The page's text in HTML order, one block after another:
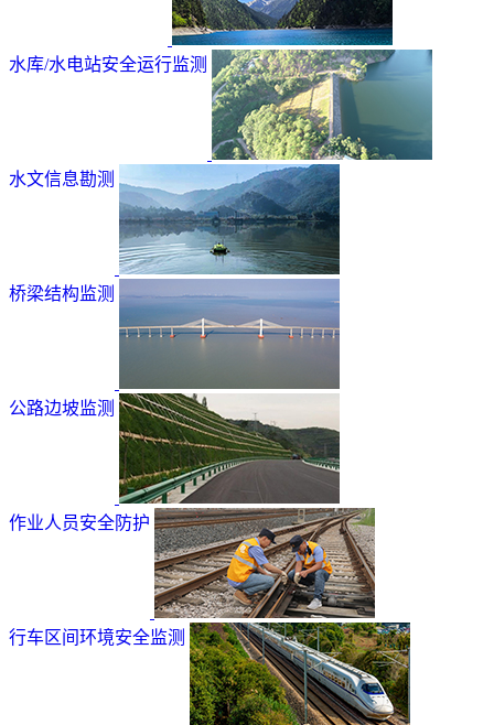
水库/水电站安全运行监测
水文信息勘测
桥梁结构监测
公路边坡监测
作业人员安全防护
行车区间环境安全监测